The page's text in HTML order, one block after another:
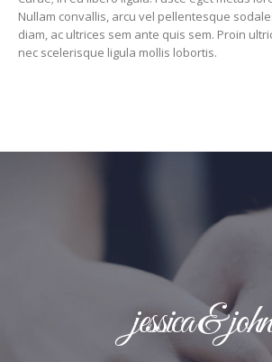
Nullam convallis, arcu vel pellentesque
diam, ac ultrices sem ante quis sem. Proin
nec scelerisque ligula mollis lobortis.
jessica & john